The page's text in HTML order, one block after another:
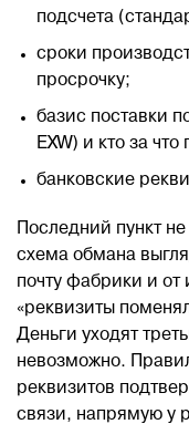
подсчета
сроки
просрочку;
базис поставки
EXW) и кто за что
банковские
Последний пункт
схема обмана
почту фабрики и
«реквизиты
Деньги уходят
невозможно.
реквизитов
связи, напрямую у